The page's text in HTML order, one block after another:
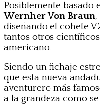
Posiblemente basado
Wernher Von Braun,
diseñando el cohete
tantos otros
americano.
Siendo un fichaje
que esta nueva
aventurero más
a la grandeza como